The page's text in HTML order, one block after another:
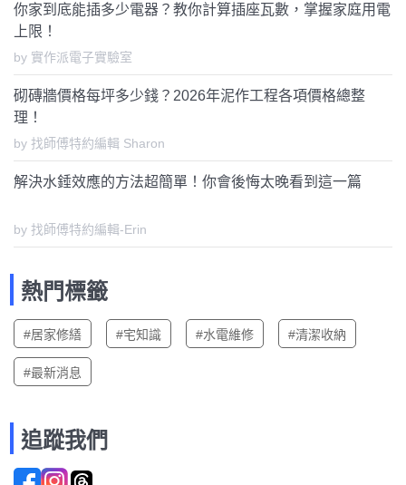
你家到底能插多少電器？教你計算插座瓦數，掌握家庭用電
上限！
by 實作派電子實驗室
砌磚牆價格每坪多少錢？2026年泥作工程各項價格總整
理！
by 找師傅特約編輯 Sharon
解決水錘效應的方法超簡單！你會後悔太晚看到這一篇
by 找師傅特約編輯-Erin
熱門標籤
#居家修繕 #宅知識 #水電維修 #清潔收納
#最新消息
追蹤我們